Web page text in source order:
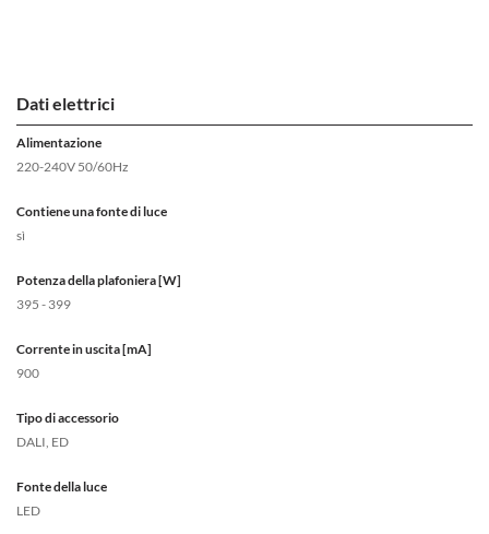
Dati elettrici
Alimentazione
220-240V 50/60Hz
Contiene una fonte di luce
sì
Potenza della plafoniera [W]
395 - 399
Corrente in uscita [mA]
900
Tipo di accessorio
DALI, ED
Fonte della luce
LED